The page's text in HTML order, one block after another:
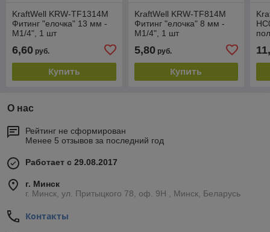
KraftWell KRW-TF1314M
Фитинг "елочка" 13 мм -
M1/4", 1 шт
6,60 руб.
Купить
KraftWell KRW-TF814M
Фитинг "елочка" 8 мм -
M1/4", 1 шт
5,80руб.
Купить
О нас
Рейтинг не сформирован
Менее 5 отзывов за последний год
Работает с 29.08.2017
г. Минск
г. Минск, ул. Притыцкого 78, оф. 9Н , Минск, Беларусь
Контакты